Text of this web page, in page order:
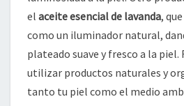
el aceite esencial de lavanda,
como un iluminador natural,
plateado suave y fresco a la piel.
utilizar productos naturales y
tanto tu piel como el medio